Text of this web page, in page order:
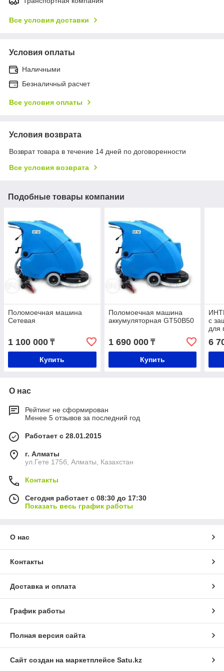
Все условия доставки
Условия оплаты
Наличными
Безналичный расчет
Все условия оплаты
Условия возврата
Возврат товара в течение 14 дней по договоренности
Все условия возврата
Подобные товары компании
Поломоечная машина
Сетевая
1 100 000 ₸
Купить
Поломоечная машина
аккумуляторная GT50B50
1 690 000₸
Купить
с
для
6
О нас
Рейтинг не сформирован
Менее 5 отзывов за последний год
Работает с 28.01.2015
г. Алматы
ул.Гете 175б, Алматы, Казахстан
Контакты
Сегодня работает с 08:30 до 17:30
Показать весь график работы
О нас
Контакты
Доставка и оплата
График работы
Полная версия сайта
Сайт создан на маркетплейсе Satu.kz